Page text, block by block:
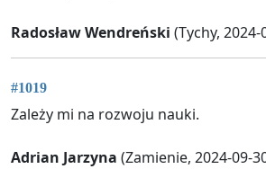
Radosław Wendreński (Tychy, 2024-
#1019
Zależy mi na rozwoju nauki.
Adrian Jarzyna (Zamienie, 2024-09-